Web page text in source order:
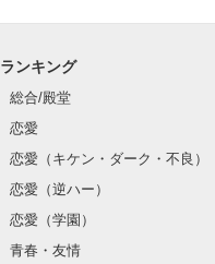
クラス替えをして隣の席
金髪に近い明るい髪色
片耳には琥珀色のピアス
ほとんど笑顔なんて見せた
ランキング
総合/殿堂
恋愛
恋愛（キケン・ダーク・不良）
恋愛（逆ハー）
恋愛（学園）
青春・友情